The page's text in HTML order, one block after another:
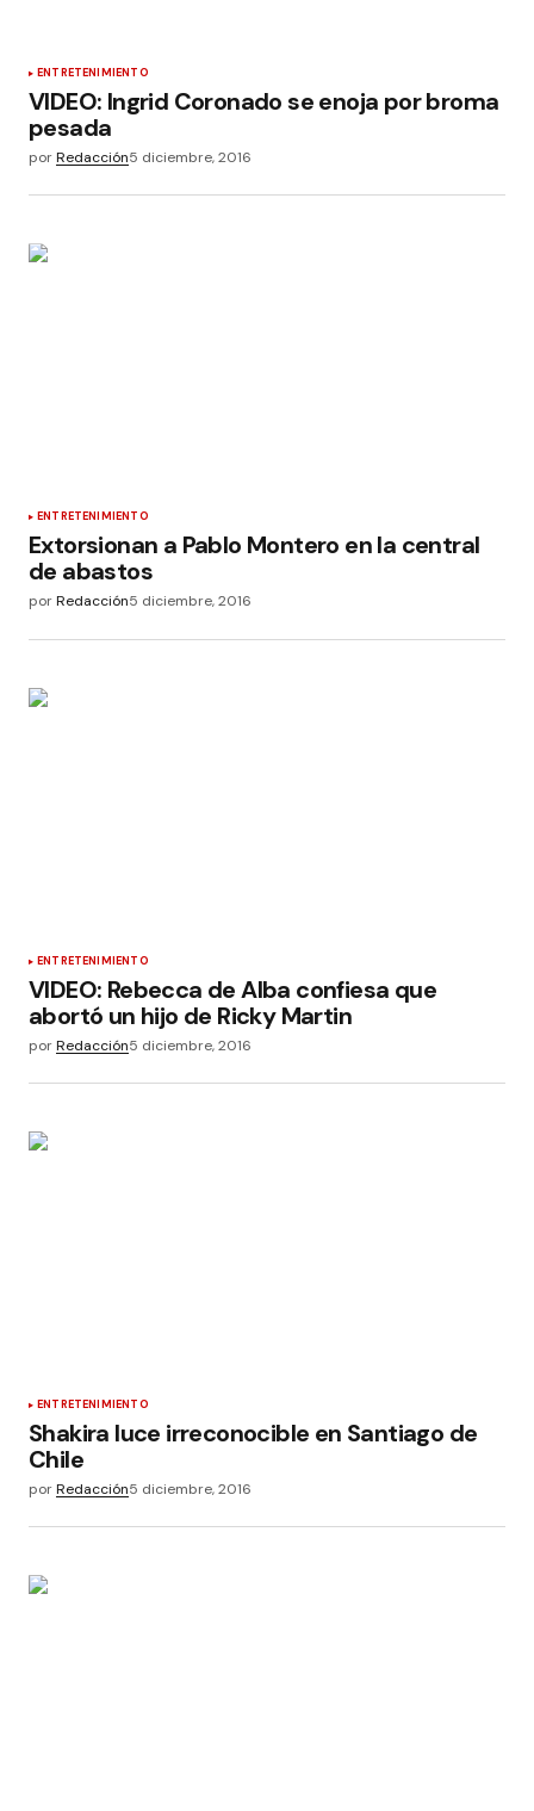
ENTRETENIMIENTO
VIDEO: Ingrid Coronado se enoja por broma
pesada
porRedacción5 diciembre, 2016
ENTRETENIMIENTO
Extorsionan a Pablo Montero en la central
de abastos
porRedacción5 diciembre, 2016
ENTRETENIMIENTO
VIDEO: Rebecca de Alba confiesa que
abortó un hijo de Ricky Martin
porRedacción5 diciembre, 2016
ENTRETENIMIENTO
Shakira luce irreconocible en Santiago de
Chile
porRedacción5 diciembre, 2016